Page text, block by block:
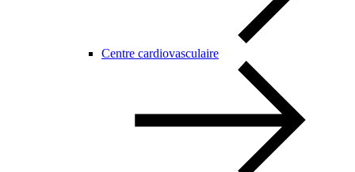
Centre cardiovasculaire